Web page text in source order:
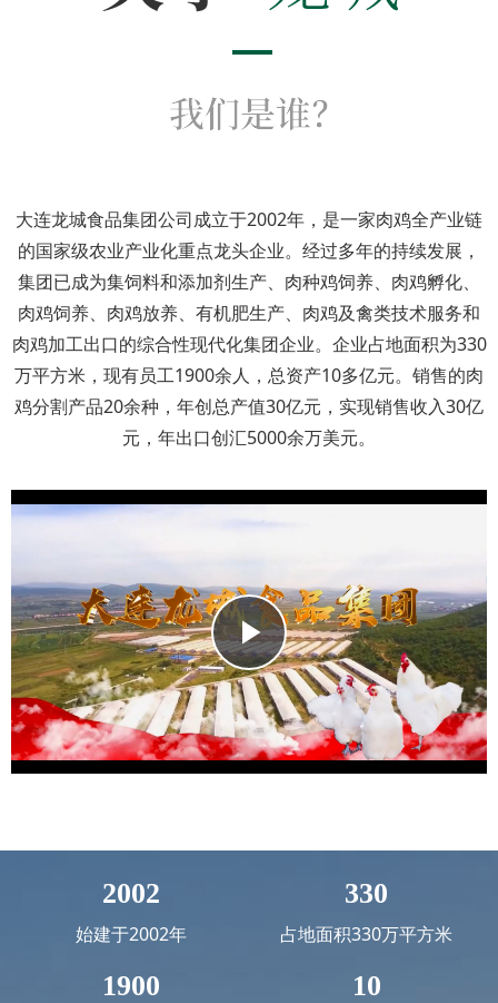
大连龙城食品集团公司成立于2002年，是一家肉鸡全产业链
的国家级农业产业化重点龙头企业。经过多年的持续发展，
集团已成为集饲料和添加剂生产、肉种鸡饲养、肉鸡孵化、
肉鸡饲养、肉鸡放养、有机肥生产、肉鸡及禽类技术服务和
肉鸡加工出口的综合性现代化集团企业。企业占地面积为330
万平方米，现有员工1900余人，总资产10多亿元。销售的肉
鸡分割产品20余种，年创总产值30亿元，实现销售收入30亿
元，年出口创汇5000余万美元。
Play
Video
2002
始建于2002年
1900
330
占地面积330万平方米
10